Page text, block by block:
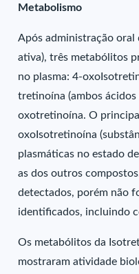
Metabolismo
Após administração oral
ativa), três metabólitos
no plasma: 4-
tretinoína (ambos
oxotretinoína. O
oxoIsotretinoína
plasmáticas no estado
as dos outros
detectados, porém não
identificados, incluindo
Os metabólitos da
mostraram atividade